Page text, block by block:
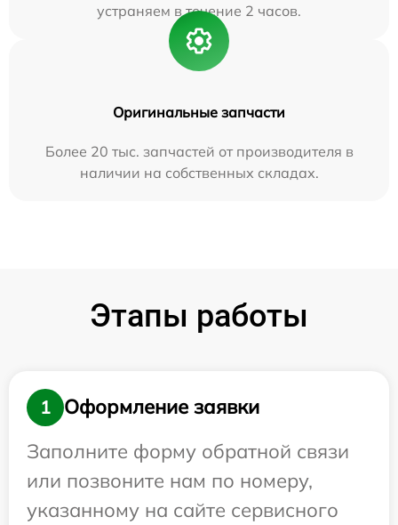
устраняем в течение 2 часов.
Оригинальные запчасти
Более 20 тыс. запчастей от производителя в
наличии на собственных складах.
Этапы работы
1
Оформление заявки
Заполните форму обратной связи
или позвоните нам по номеру,
указанному на сайте сервисного